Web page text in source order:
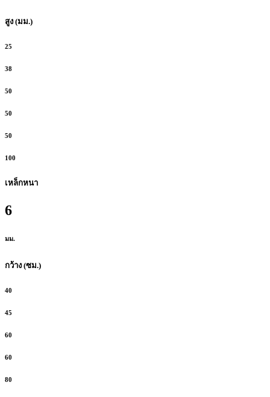
สูง (มม.)
25
38
50
50
50
100
เหล็กหนา
6
มม.
กว้าง (ซม.)
40
45
60
60
80